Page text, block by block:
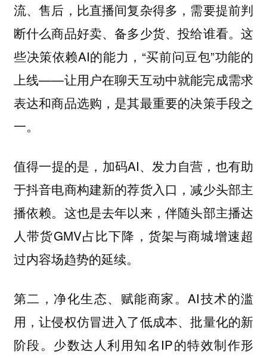
流、售后，比直播间复杂得多，需要提前判
断什么商品好卖、备多少货、投给谁看。这
些决策依赖AI的能力，“买前问豆包”功能的
上线——让用户在聊天互动中就能完成需求
表达和商品选购，是其最重要的决策手段之
一。
值得一提的是，加码AI、发力自营，也有助
于抖音电商构建新的荐货入口，减少头部主
播依赖。这也是去年以来，伴随头部主播达
人带货GMV占比下降，货架与商城增速超
过内容场趋势的延续。
第二，净化生态、赋能商家。AI技术的滥
用，让侵权仿冒进入了低成本、批量化的新
阶段。少数达人利用知名IP的特效制作形